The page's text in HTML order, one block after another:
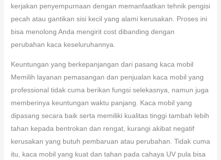
kerjakan penyempurnaan dengan memanfaatkan tehnik pengisi
pecah atau gantikan sisi kecil yang alami kerusakan. Proses ini
bisa menolong Anda mengirit cost dibanding dengan
perubahan kaca keseluruhannya.
Keuntungan yang berkepanjangan dari pasang kaca mobil
Memilih layanan pemasangan dan penjualan kaca mobil yang
professional tidak cuma berikan fungsi selekasnya, namun juga
memberinya keuntungan waktu panjang. Kaca mobil yang
dipasang secara baik serta memiliki kualitas tinggi tambah lebih
tahan kepada bentrokan dan rengat, kurangi akibat negatif
kerusakan yang butuh pembaruan atau perubahan. Tidak cuma
itu, kaca mobil yang kuat dan tahan pada cahaya UV pula bisa